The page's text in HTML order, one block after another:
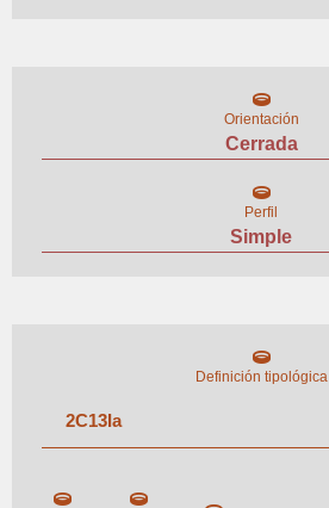
Orientación
Cerrada
Perfil
Simple
Definición tipológica
2C13Ia